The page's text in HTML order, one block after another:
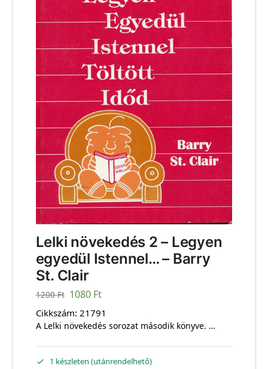
Lelki növekedés 2 – Legyen
egyedül Istennel… – Barry
St. Clair
1200Ft 1080 Ft
Cikkszám: 21791
A Lelki növekedés sorozat második könyve. …
1 készleten (utánrendelhető)